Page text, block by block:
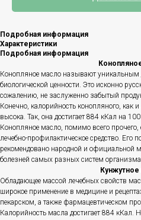
Подробная информация
Характеристики
Подробная информация
Конопляное масло называют уникальным
биологической ценности. Это исконно
сожалению, не заслуженно забытый
Конечно, калорийность конопляного, как
высока. Так, она достигает 884 кКал на 100
Конопляное масло, помимо всего прочего,
лечебно-профилактическое средство. Его
рекомендовано народной и официальной
болезней самых разных систем
Обладающее массой лечебных свойств
широкое применение в медицине и
пекарском, а также фармацевтическом
Калорийность масла достигает 884 кКал.